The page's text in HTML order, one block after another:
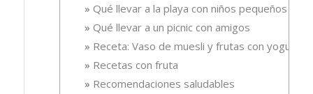
Qué llevar a la playa con niños pequeños
Qué llevar a un picnic con amigos
Receta: Vaso de muesli y frutas con yogur.
Recetas con fruta
Recomendaciones saludables